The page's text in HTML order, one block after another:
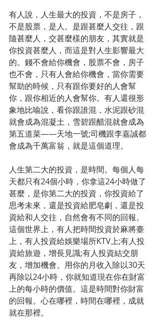
有人說，人生最大的投資，不是房子，
不是股票，是人。是跟甚麼人交往，跟
隨甚麼人，交甚麼樣的朋友，其實就是
你投資甚麼人，而這是對人生影響最大
的。錢不會給你機會，股票不會，房子
也不會，只有人會給你機會，當你需要
幫助的時候，只有跟你要好的人會幫
你，跟你相近的人會幫你。有人還很形
象地比喻說，看你跟誰混，水泥跟砂混
就會成為混凝土，雪碧跟醋混就會成為
第五道菜——天地一號;司機跟李嘉誠都
會成為千萬富翁，就是這個道理。
人生第二大的投資，是時間。每個人每
天都只有24個小時，你拿這24小時做了
甚麼，是你第二大的投資，你投資給了
思考未來，還是投資給肥皂劇，還是投
資給和人交往，自然會有不同的回報。
這個世界上，有人把時間投資於麻將臺
上，有人投資給娛樂場所KTV上;有人投
資給旅遊，增長見識;有人投資結交朋
友，增加機會。用你的月收入除以30天
再除以24小時，你就知道現在你在財富
上的每小時的價值。這是時間對你財富
的回報。心在哪裡，時間在哪裡，成就
就在那裡。